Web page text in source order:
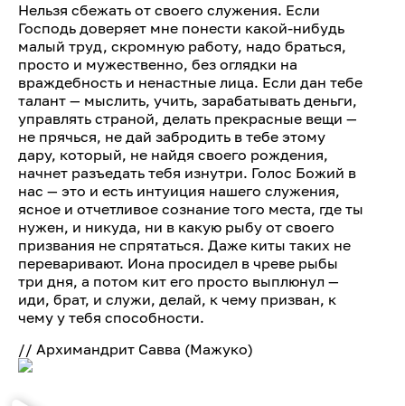
Нельзя сбежать от своего служения. Если
Господь доверяет мне понести какой-нибудь
малый труд, скромную работу, надо браться,
просто и мужественно, без оглядки на
враждебность и ненастные лица. Если дан тебе
талант — мыслить, учить, зарабатывать деньги,
управлять страной, делать прекрасные вещи —
не прячься, не дай забродить в тебе этому
дару, который, не найдя своего рождения,
начнет разъедать тебя изнутри. Голос Божий в
нас — это и есть интуиция нашего служения,
ясное и отчетливое сознание того места, где ты
нужен, и никуда, ни в какую рыбу от своего
призвания не спрятаться. Даже киты таких не
переваривают. Иона просидел в чреве рыбы
три дня, а потом кит его просто выплюнул —
иди, брат, и служи, делай, к чему призван, к
чему у тебя способности.
// Архимандрит Савва (Мажуко)